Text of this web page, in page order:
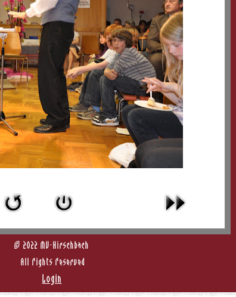
© 2022 MV-Hirschbach
All Rights Reserved
Login